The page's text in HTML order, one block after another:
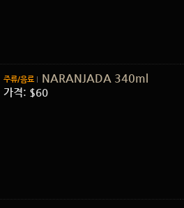
주류/음료 NARANJADA 340ml
가격: $60